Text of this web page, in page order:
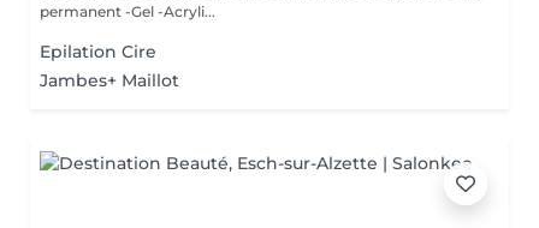
permanent -Gel -Acryli...
Epilation Cire
Jambes+ Maillot